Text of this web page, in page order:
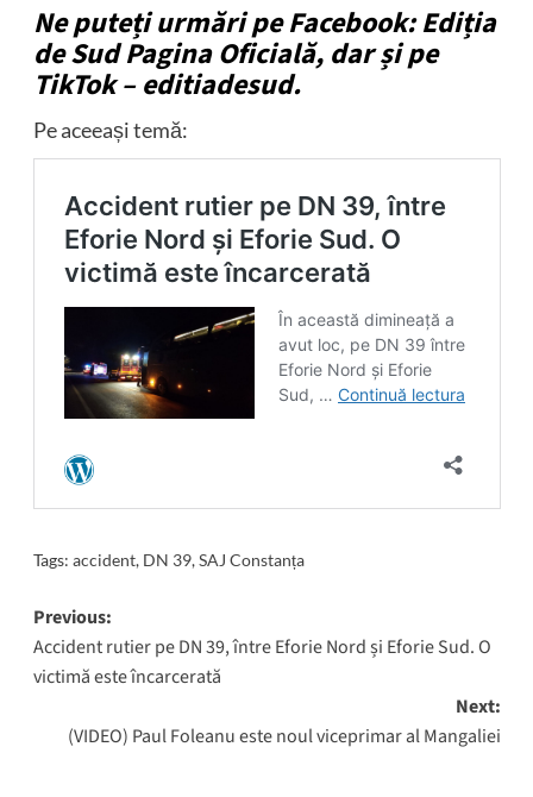
Ne puteți urmări pe Facebook: Ediția
de Sud Pagina Oficială, dar și pe
TikTok – editiadesud.
Pe aceeași temă:
Tags: accident, DN 39,SAJ Constanța
Post
navigation
Previous:
Accident rutier pe DN 39, între Eforie Nord și Eforie Sud. O
victimă este încarcerată
Next:
(VIDEO) Paul Foleanu este noul viceprimar al Mangaliei